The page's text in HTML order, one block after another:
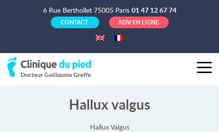
6 Rue Berthollet 75005 Paris 01 47 12 67 74
CONTACT RDV EN LIGNE
Hallux valgus
Hallux Valgus